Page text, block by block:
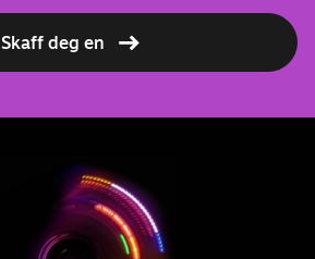
Skaff deg en